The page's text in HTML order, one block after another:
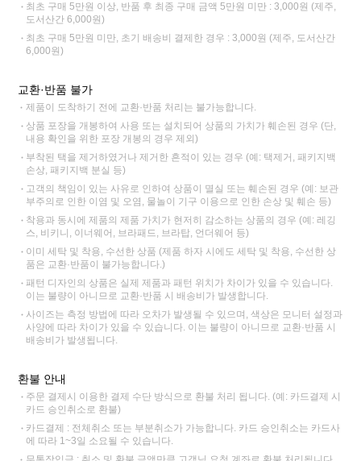
최초 구매 5만원 이상, 반품 후 최종 구매 금액 5만원 미만 : 3,000원 (제주,
도서산간 6,000원)
최초 구매 5만원 미만, 초기 배송비 결제한 경우 : 3,000원 (제주, 도서산간
6,000원)
교환·반품 불가
제품이 도착하기 전에 교환·반품 처리는 불가능합니다.
상품 포장을 개봉하여 사용 또는 설치되어 상품의 가치가 훼손된 경우 (단,
내용 확인을 위한 포장 개봉의 경우 제외)
부착된 택을 제거하였거나 제거한 흔적이 있는 경우 (예: 택제거, 패키지백
손상, 패키지백 분실 등)
고객의 책임이 있는 사유로 인하여 상품이 멸실 또는 훼손된 경우 (예: 보관
부주의로 인한 이염 및 오염, 물놀이 기구 이용으로 인한 손상 및 훼손 등)
착용과 동시에 제품의 제품 가치가 현저히 감소하는 상품의 경우 (예: 레깅
스, 비키니, 이너웨어, 브라패드, 브라탑, 언더웨어 등)
이미 세탁 및 착용, 수선한 상품 (제품 하자 시에도 세탁 및 착용, 수선한 상
품은 교환·반품이 불가능합니다.)
패턴 디자인의 상품은 실제 제품과 패턴 위치가 차이가 있을 수 있습니다.
이는 불량이 아니므로 교환·반품 시 배송비가 발생합니다.
사이즈는 측정 방법에 따라 오차가 발생될 수 있으며, 색상은 모니터 설정과
사양에 따라 차이가 있을 수 있습니다. 이는 불량이 아니므로 교환·반품 시
배송비가 발생됩니다.
환불 안내
주문 결제시 이용한 결제 수단 방식으로 환불 처리 됩니다. (예: 카드결제 시
카드 승인취소로 환불)
카드결제 : 전체취소 또는 부분취소가 가능합니다. 카드 승인취소는 카드사
에 따라 1~3일 소요될 수 있습니다.